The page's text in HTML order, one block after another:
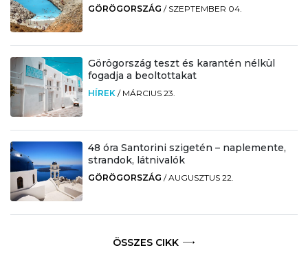
GÖRÖGORSZÁG / SZEPTEMBER 04.
Görögország teszt és karantén nélkül
fogadja a beoltottakat
HÍREK / MÁRCIUS 23.
48 óra Santorini szigetén – naplemente,
strandok, látnivalók
GÖRÖGORSZÁG /AUGUSZTUS 22.
ÖSSZES CIKK